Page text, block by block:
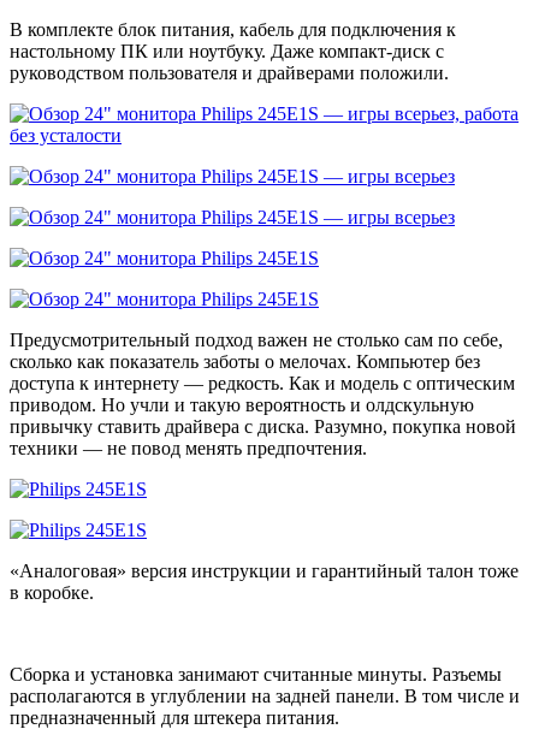
В комплекте блок питания, кабель для подключения к
настольному ПК или ноутбуку. Даже компакт-диск с
руководством пользователя и драйверами положили.
Предусмотрительный подход важен не столько сам по себе,
сколько как показатель заботы о мелочах. Компьютер без
доступа к интернету — редкость. Как и модель с оптическим
приводом. Но учли и такую вероятность и олдскульную
привычку ставить драйвера с диска. Разумно, покупка новой
техники — не повод менять предпочтения.
«Аналоговая» версия инструкции и гарантийный талон тоже
в коробке.
Сборка и установка занимают считанные минуты. Разъемы
располагаются в углублении на задней панели. В том числе и
предназначенный для штекера питания.